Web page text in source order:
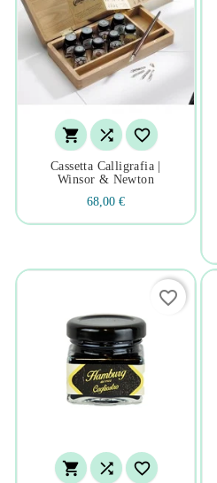
  
Cassetta Calligrafia |
Winsor & Newton
68,00 €
  
favorite_border